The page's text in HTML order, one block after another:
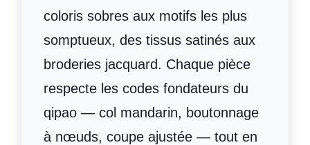
coloris sobres aux motifs les plus
somptueux, des tissus satinés aux
broderies jacquard. Chaque pièce
respecte les codes fondateurs du
qipao — col mandarin, boutonnage
à nœuds, coupe ajustée — tout en